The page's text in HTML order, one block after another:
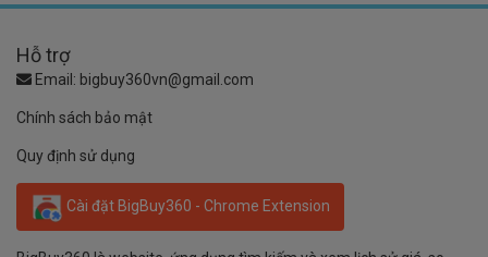
Hỗ trợ
Email: bigbuy360vn@gmail.com
Chính sách bảo mật
Quy định sử dụng
Cài đặt BigBuy360 - Chrome Extension